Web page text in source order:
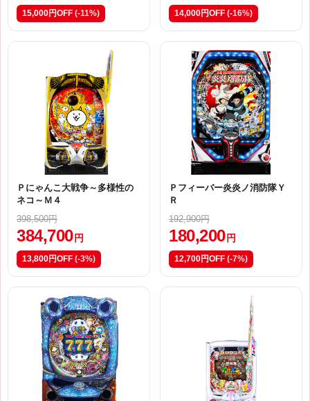
15,000円OFF (-11%) 14,000円OFF (-16%)
Ｐにゃんこ大戦争～多様性の
ネコ～Ｍ４
398,500円
384,700 円
13,800円OFF (-3%)
Ｐフィーバー炎炎ノ消防隊Ｙ
Ｒ
192,900円
180,200 円
12,700円OFF (-7%)